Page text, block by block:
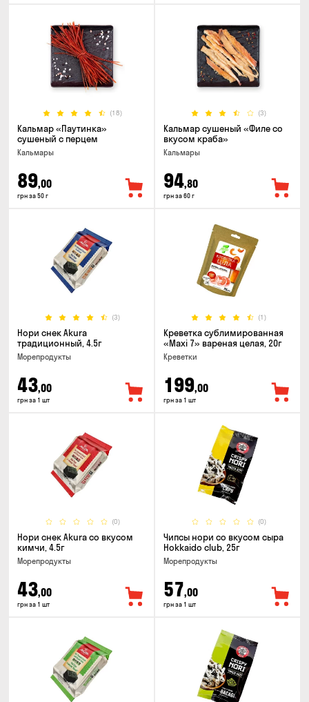
(18)
Кальмар «Паутинка»
сушеный с перцем
Кальмары
89,00
грн за 50 г
(3)
Кальмар сушеный «Филе со
вкусом краба»
Кальмары
94,80
грн за 60 г
(3)
Нори снек Akura
традиционный, 4.5г
Морепродукты
43,00
грн за 1 шт
(1)
Креветка сублимированная
«Maxi 7» вареная целая, 20г
Креветки
199,00
грн за 1 шт
(0)
Нори снек Akura со вкусом
кимчи, 4.5г
Морепродукты
43,00
грн за 1 шт
(0)
Чипсы нори со вкусом сыра
Hokkaido club, 25г
Морепродукты
57,00
грн за 1 шт